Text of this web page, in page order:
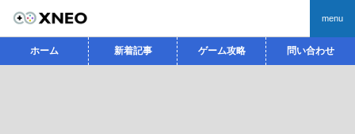
menu
ホーム 新着記事 ゲーム攻略 問い合わせ